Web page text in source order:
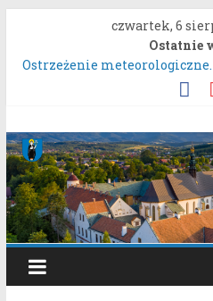
treści
czwartek, 6
Ostatnie
Ostrzeżenie meteorologiczne.
Ostrzeżenie meteorologiczne!
projektu zmiany
przestrzennego „Miasto Stary
System nieodpłatnej pomocy
Gmina
Stary
Sącz
Portal